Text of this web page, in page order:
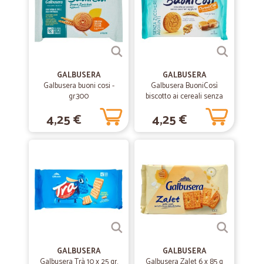
Tutto perfetto,puntuale,che dire di…
Tutto perfetto,puntuale,che dire di piu' Bravi!!!!!
Ottima azienda.
Ottima azienda.. Il pacco è arrivato nel tempo stabilito... Complimenti!
Invito a comprare su cicala... Molto seria come azienda!!
Ottimo servizio!
29/12/2019
Teresa G.
...veloci,precisi e cortesi...imballaggio molto accurato e
GALBUSERA
Galbusera buoni cosi -
gr.300
4,25 €
GALBUSERA
Galbusera BuoniCosì
biscotto ai cereali senza
zuccheri 300 g
4,25 €
GALBUSERA
GALBUSERA